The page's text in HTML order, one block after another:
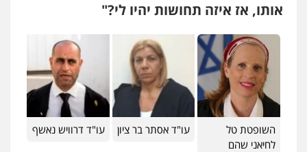
פלילי צווארון לבן צבאי
0524040052
עו"ד לימור רוט חזן
0523407232
אותו, אז איזה תחושות יהיו לי?"
השופטת טל
לחיאני שהם
עו"ד אסתר בר ציון עו"ד דרוויש נאשף עו"ד אלון ארז